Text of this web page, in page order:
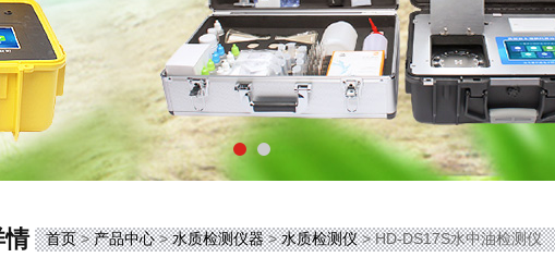
情 首页>产品中心>水质检测仪器>水质检测仪> HD-DS17S水中油检测仪